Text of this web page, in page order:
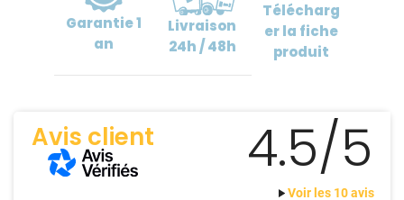
Garantie1
an
Livraison
24h / 48h
Télécharg
erla fiche
produit
Avis client 4.5/5
Voir les 10 avis